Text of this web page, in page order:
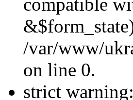
compatible
/var/www/
on line 0.
strict